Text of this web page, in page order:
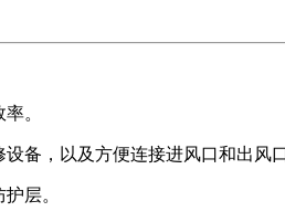
。
备，以及方便连接进风口和出风口
层。